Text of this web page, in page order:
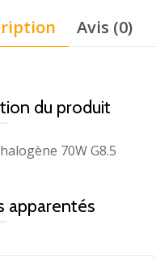
Avis (0)
du produit
70W G8.5
apparentés